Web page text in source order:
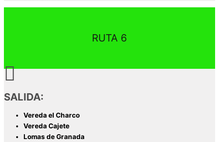
RUTA 6
SALIDA:
Vereda el Charco
Vereda Cajete
Lomas de Granada